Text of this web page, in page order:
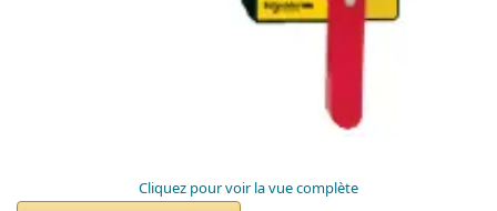
Cliquez pour voir la vue complète